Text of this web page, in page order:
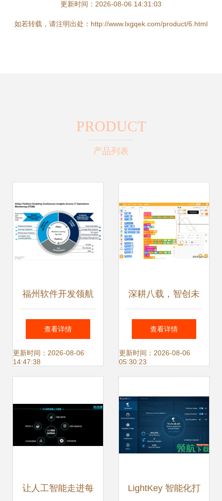
更新时间：2026-08-06 14:31:03
如若转载，请注明出处：http://www.lxgqek.com/product/6.html
PRODUCT
产品列表
福州软件开发领航
者 APP、小程序、
网站与人工智能应
查看详情
更新时间：2026-08-06
14:47:38
深耕八载，智创未
来 Mind国产青少年
编程软件的AI与IoT
查看详情
更新时间：2026-08-06
05:30:23
让人工智能走进每 LightKey 智能化打